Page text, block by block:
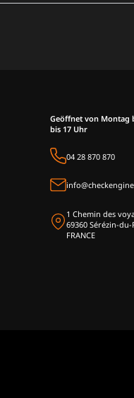
Geöffnet von Montag
bis 17 Uhr
04 28 870 870
1 Chemin des
69360 Sérézin-
FRANCE